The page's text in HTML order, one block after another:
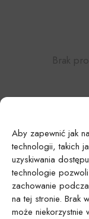
Aby zapewnić jak
technologii, takich
uzyskiwania
technologie
zachowanie
na tej stronie. Brak
może niekorzystnie
Brak